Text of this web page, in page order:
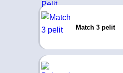
Match 3 pelit